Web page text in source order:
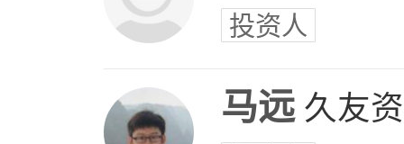
投资人
马远 久友